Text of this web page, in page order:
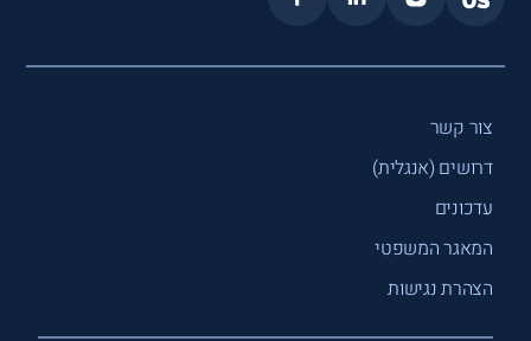
צור קשר
דרושים (אנגלית)
עדכונים
המאגר המשפטי
הצהרת נגישות